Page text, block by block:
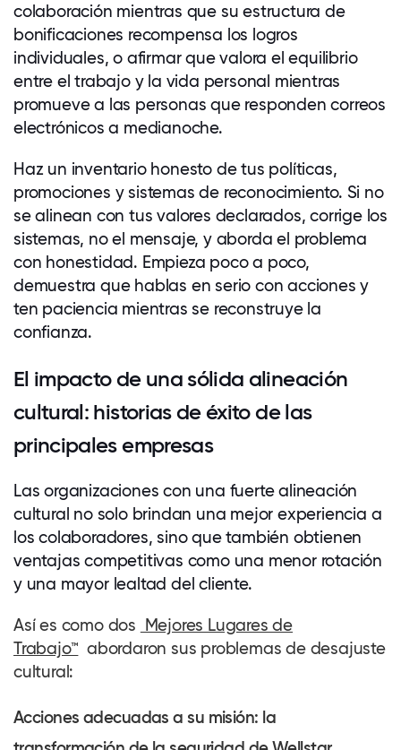
colaboración mientras que su estructura de
bonificaciones recompensa los logros
individuales, o afirmar que valora el equilibrio
entre el trabajo y la vida personal mientras
promueve a las personas que responden correos
electrónicos a medianoche.
Haz un inventario honesto de tus políticas,
promociones y sistemas de reconocimiento. Si no
se alinean con tus valores declarados, corrige los
sistemas, no el mensaje, y aborda el problema
con honestidad. Empieza poco a poco,
demuestra que hablas en serio con acciones y
ten paciencia mientras se reconstruye la
confianza.
El impacto de una sólida alineación
cultural: historias de éxito de las
principales empresas
Las organizaciones con una fuerte alineación
cultural no solo brindan una mejor experiencia a
loscolaboradores, sino que también obtienen
ventajas competitivas como una menor rotación
y una mayor lealtad del cliente.
Así es como dos Mejores Lugares de
Trabajo™ abordaron sus problemas de desajuste
cultural:
Acciones adecuadas a su misión: la